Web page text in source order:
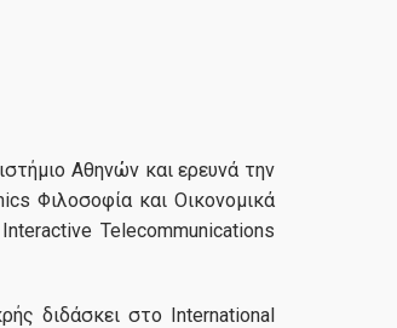
Αθηνών και ερευνά την
Φιλοσοφία και Οικονομικά
Telecommunications
διδάσκει στο International